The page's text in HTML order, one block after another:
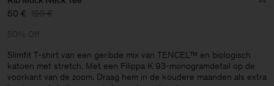
60 € 120 €
50% Off
Slimfit T-shirt van een geribde mix van TENCEL™ en biologisch
katoen met stretch. Met een Filippa K 93-monogramdetail op de
voorkant van de zoom. Draag hem in de koudere maanden als extra